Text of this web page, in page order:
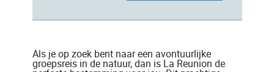
Als je op zoek bent naar een avontuurlijke
groepsreis in de natuur, dan is La Reunion de